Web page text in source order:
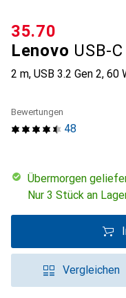
Lenovo USB-
2 m, USB 3.2 Gen 2, 60
CHF
35.70
48
Bewertungen
übermorgen
Nur 3 Stück an
Vergleichen